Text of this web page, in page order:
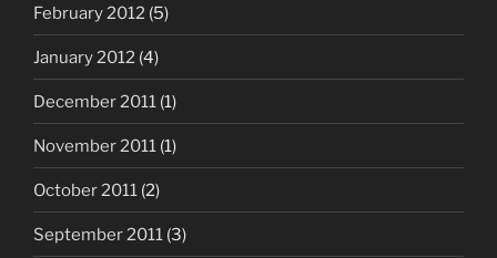
February 2012 (5)
January 2012 (4)
December 2011 (1)
November 2011 (1)
October 2011 (2)
September 2011 (3)